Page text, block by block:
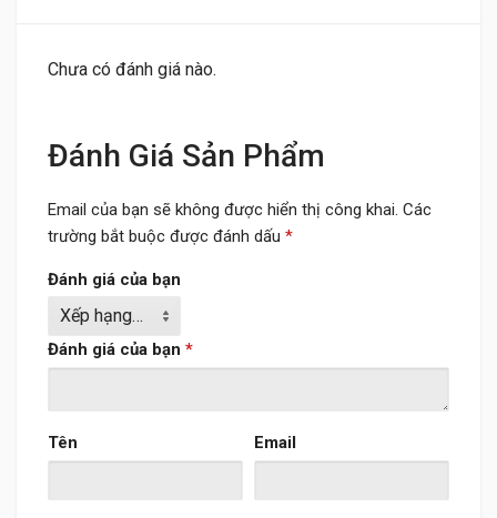
Chưa có đánh giá nào.
Đánh Giá Sản Phẩm
Email của bạn sẽ không được hiển thị công khai. Các
trường bắt buộc được đánh dấu *
Đánh giá của bạn
Đánh giá của bạn *
Tên Email